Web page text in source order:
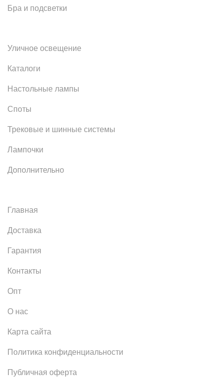
Бра и подсветки
Уличное освещение
Каталоги
Настольные лампы
Споты
Трековые и шинные системы
Лампочки
Дополнительно
Главная
Доставка
Гарантия
Контакты
Опт
О нас
Карта сайта
Политика конфиденциальности
Публичная оферта